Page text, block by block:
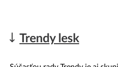
Trendy lesk